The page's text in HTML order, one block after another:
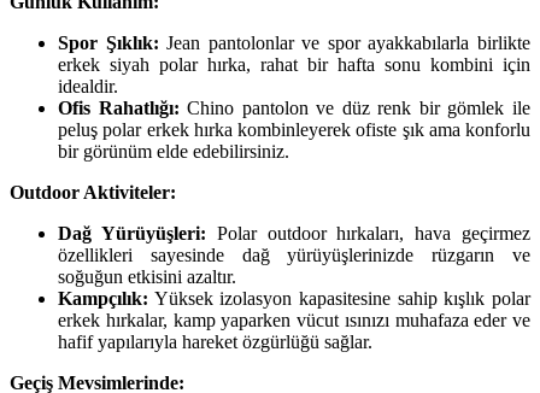
Spor Şıklık: Jean pantolonlar ve spor ayakkabılarla birlikte
erkek siyah polar hırka, rahat bir hafta sonu kombini için
idealdir.
Ofis Rahatlığı: Chino pantolon ve düz renk bir gömlek ile
peluş polar erkek hırka kombinleyerek ofiste şık ama konforlu
bir görünüm elde edebilirsiniz.
Outdoor Aktiviteler:
Dağ Yürüyüşleri: Polar outdoor hırkaları, hava geçirmez
özellikleri sayesinde dağ yürüyüşlerinizde rüzgarın ve
soğuğun etkisini azaltır.
Kampçılık: Yüksek izolasyon kapasitesine sahip kışlık polar
erkek hırkalar, kamp yaparken vücut ısınızı muhafaza eder ve
hafif yapılarıyla hareket özgürlüğü sağlar.
Geçiş Mevsimlerinde: